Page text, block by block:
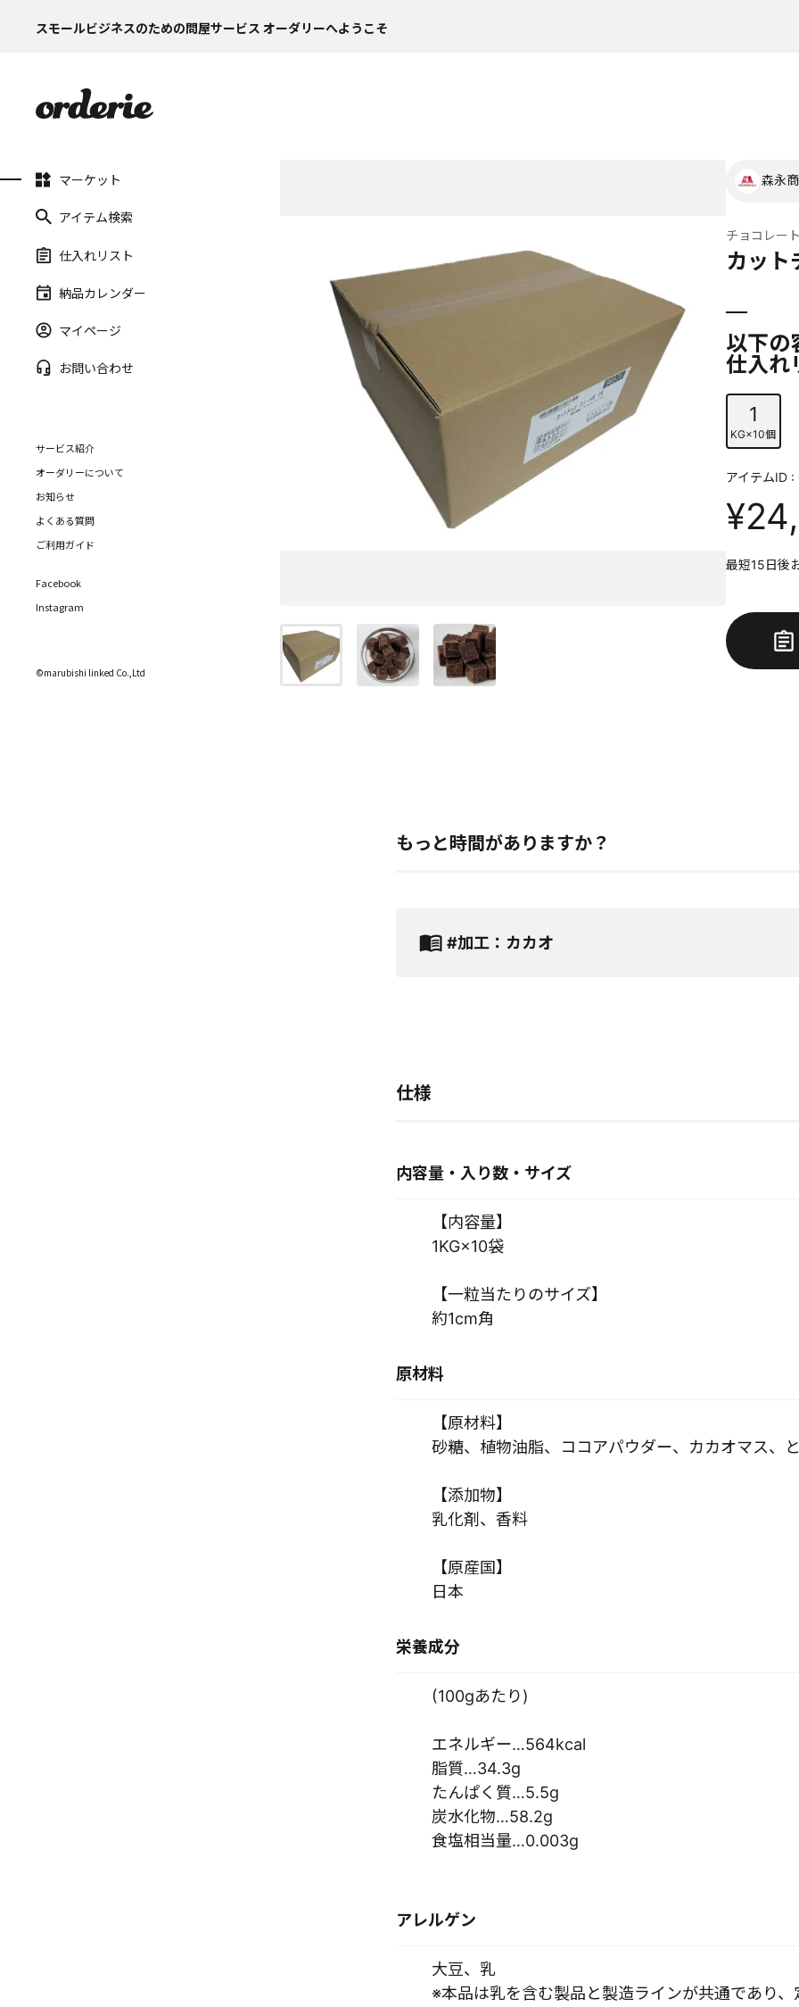
スモールビジネスのための問屋サービス オーダリーへようこそ
マーケット
アイテム検索
仕入れリスト
納品カレンダー
マイページ
お問い合わせ
サービス紹介
オーダリーについて
お知らせ
よくある質問
ご利用ガイド
Facebook
Instagram
©marubishi linked Co.,Ltd
森永
チョコレート
カット
以下の
仕入れ
1
KG×10個
アイテムID
最短15日後
もっと時間がありますか？
#加工：カカオ
仕様
内容量・入り数・サイズ
【内容量】
1KG×10袋
【一粒当たりのサイズ】
約1cm角
原材料
【原材料】
砂糖、植物油脂、ココアパウダー、カカオマス、
【添加物】
乳化剤、香料
【原産国】
日本
栄養成分
(100gあたり)
エネルギー…564kcal
脂質…34.3g
たんぱく質…5.5g
炭水化物…58.2g
食塩相当量…0.003g
アレルゲン
大豆、乳
※本品は乳を含む製品と製造ラインが共通であり